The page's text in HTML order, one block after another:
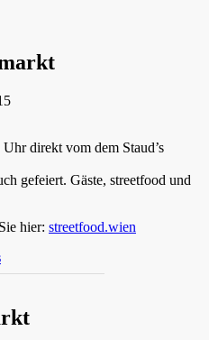
direkt vom dem Staud’s
gefeiert. Gäste, streetfood und
hier: streetfood.wien